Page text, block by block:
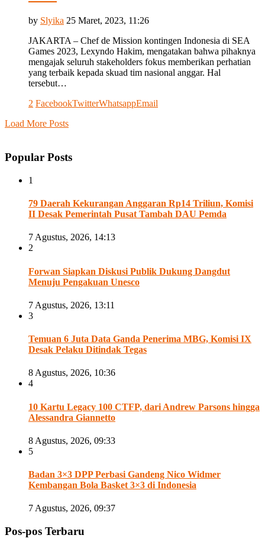
by Slyika 25 Maret, 2023, 11:26
JAKARTA – Chef de Mission kontingen Indonesia di SEA
Games 2023, Lexyndo Hakim, mengatakan bahwa pihaknya
mengajak seluruh stakeholders fokus memberikan perhatian
yang terbaik kepada skuad tim nasional anggar. Hal
tersebut…
2 FacebookTwitterWhatsappEmail
Load More Posts
Popular Posts
1
79 Daerah Kekurangan Anggaran Rp14 Triliun, Komisi
II Desak Pemerintah Pusat Tambah DAU Pemda
7 Agustus, 2026, 14:13
2
Forwan Siapkan Diskusi Publik Dukung Dangdut
Menuju Pengakuan Unesco
7 Agustus, 2026, 13:11
3
Temuan 6 Juta Data Ganda Penerima MBG, Komisi IX
Desak Pelaku Ditindak Tegas
8 Agustus, 2026, 10:36
4
10 Kartu Legacy 100 CTFP, dari Andrew Parsons hingga
Alessandra Giannetto
8 Agustus, 2026, 09:33
5
Badan 3×3 DPP Perbasi Gandeng Nico Widmer
Kembangan Bola Basket 3×3 di Indonesia
7 Agustus, 2026, 09:37
Pos-pos Terbaru